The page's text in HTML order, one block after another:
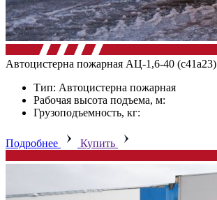
Автоцистерна пожарная АЦ-1,6-40 (с41а23)
Тип: Автоцистерна пожарная
Рабочая высота подъема, м:
Грузоподъемность, кг:
Подробнее Купить